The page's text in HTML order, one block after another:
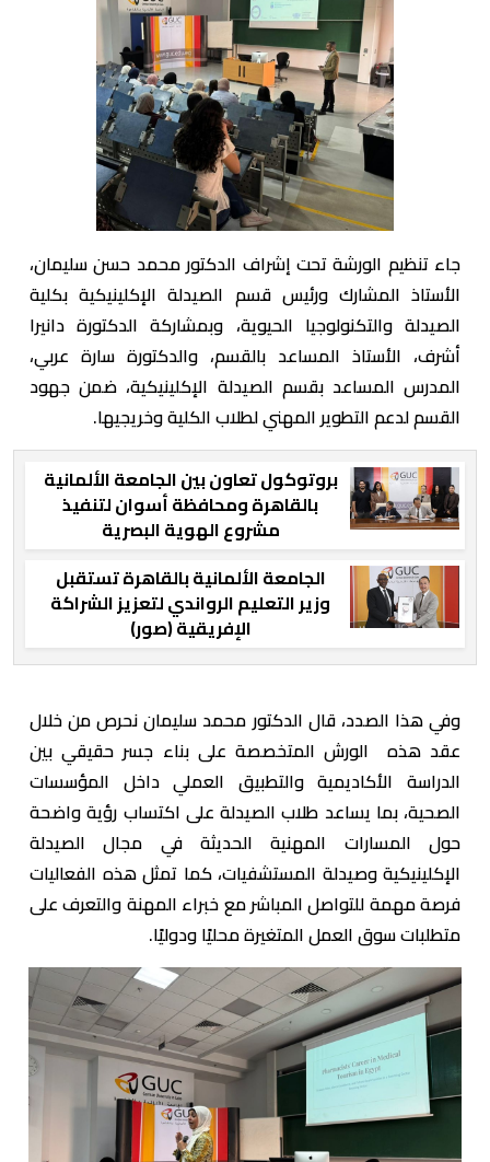
جاء تنظيم الورشة تحت إشراف الدكتور محمد حسن سليمان،
الأستاذ المشارك ورئيس قسم الصيدلة الإكلينيكية بكلية
الصيدلة والتكنولوجيا الحيوية، وبمشاركة الدكتورة دانيرا
أشرف، الأستاذ المساعد بالقسم، والدكتورة سارة عربي،
المدرس المساعد بقسم الصيدلة الإكلينيكية، ضمن جهود
القسم لدعم التطوير المهني لطلاب الكلية وخريجيها.
بروتوكول تعاون بين الجامعة الألمانية
بالقاهرة ومحافظة أسوان لتنفيذ
مشروع الهوية البصرية
الجامعة الألمانية بالقاهرة تستقبل
وزير التعليم الرواندي لتعزيز الشراكة
الإفريقية (صور)
وفي هذا الصدد، قال الدكتور محمد سليمان نحرص من خلال
عقد هذه الورش المتخصصة على بناء جسر حقيقي بين
الدراسة الأكاديمية والتطبيق العملي داخل المؤسسات
الصحية، بما يساعد طلاب الصيدلة على اكتساب رؤية واضحة
حول المسارات المهنية الحديثة في مجال الصيدلة
الإكلينيكية وصيدلة المستشفيات، كما تمثل هذه الفعاليات
فرصة مهمة للتواصل المباشر مع خبراء المهنة والتعرف على
متطلبات سوق العمل المتغيرة محليًا ودوليًا.